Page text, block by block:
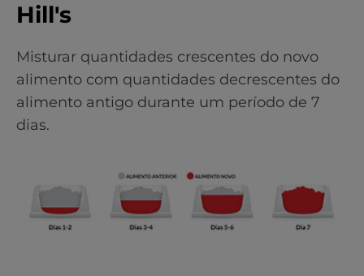
Hill's
Misturar quantidades crescentes do novo
alimento com quantidades decrescentes do
alimento antigo durante um período de 7
dias.